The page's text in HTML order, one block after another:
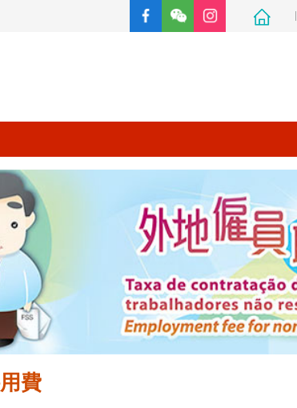
常見問題
相關連結
其他專題網站
返回社會保障基金主頁
費